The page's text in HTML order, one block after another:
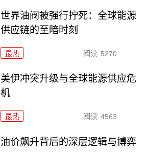
世界油阀被强行拧死：全球能源
供应链的至暗时刻
最热 阅读 5270
美伊冲突升级与全球能源供应危
机
最热 阅读 4563
油价飙升背后的深层逻辑与博弈